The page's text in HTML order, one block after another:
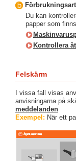
Du kan
papper som
Kontrollera
Felskärm
I vissa fall visas
anvisningarna på
meddelanden
Exempel: När ett